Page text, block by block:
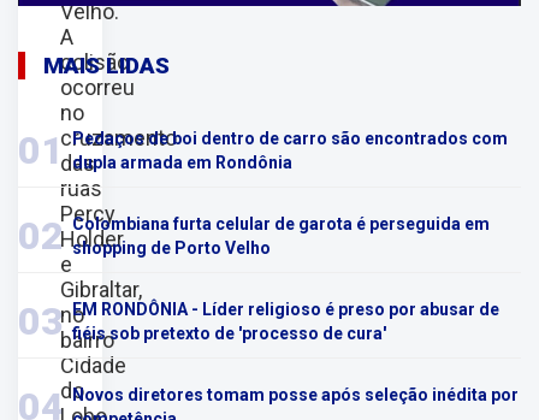
Velho.
A
colisão
ocorreu
no
cruzamento
das
ruas
Percy
Holder
e
Gibraltar,
no
bairro
Cidade
do
MAIS LIDAS
01
Pedaços de boi dentro de carro são encontrados com
dupla armada em Rondônia
02 Colombiana furta celular de garota é perseguida em
shopping de Porto Velho
03
EM RONDÔNIA - Líder religioso é preso por abusar de
fiéis sob pretexto de 'processo de cura'
04
Novos diretores tomam posse após seleção inédita por